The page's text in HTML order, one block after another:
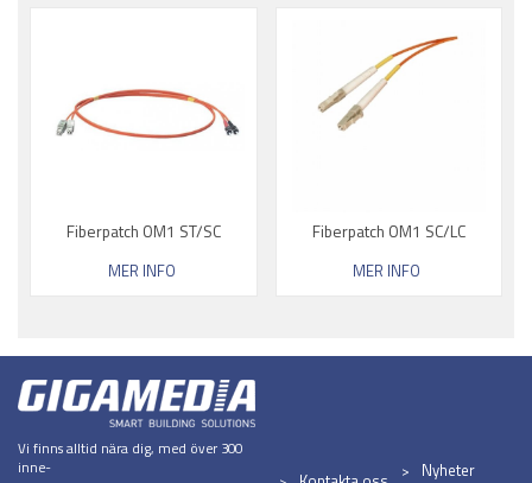
Fiberpatch OM1 ST/SC
MER INFO
Fiberpatch OM1 SC/LC
MER INFO
Vi finns alltid nära dig, med över 300
inne-
Nyheter